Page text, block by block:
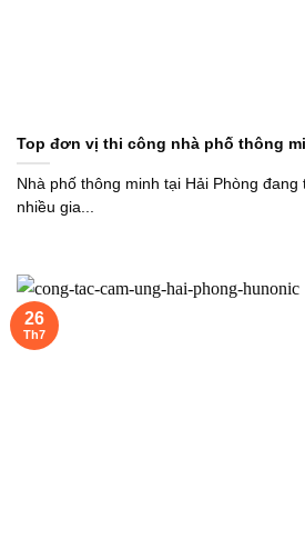
Top đơn vị thi công nhà phố thông
Nhà phố thông minh tại Hải Phòng
nhiều gia...
26
Th7